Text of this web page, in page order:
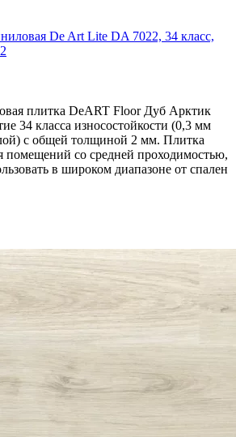
De Art Lite DA 7022, 34 класс,
плитка DeART Floor Дуб Арктик
34 класса износостойкости (0,3 мм
с общей толщиной 2 мм. Плитка
помещений со средней проходимостью,
в широком диапазоне от спален